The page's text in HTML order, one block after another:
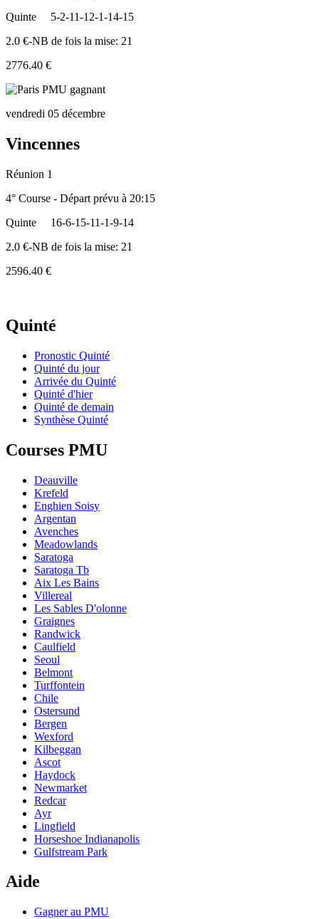
Quinte
5-2-11-12-1-14-15
2.0 €-NB de fois la mise: 21
2776.40 €
vendredi 05 décembre
Vincennes
Réunion 1
4° Course - Départ prévu à 20:15
Quinte
16-6-15-11-1-9-14
2.0 €-NB de fois la mise: 21
2596.40 €
Quinté
Pronostic Quinté
Quinté du jour
Arrivée du Quinté
Quinté d'hier
Quinté de demain
Synthèse Quinté
Courses PMU
Deauville
Krefeld
Enghien Soisy
Argentan
Avenches
Meadowlands
Saratoga
Saratoga Tb
Aix Les Bains
Villereal
Les Sables D'olonne
Graignes
Randwick
Caulfield
Seoul
Belmont
Turffontein
Chile
Ostersund
Bergen
Wexford
Kilbeggan
Ascot
Haydock
Newmarket
Redcar
Ayr
Lingfield
Horseshoe Indianapolis
Gulfstream Park
Aide
Gagner au PMU